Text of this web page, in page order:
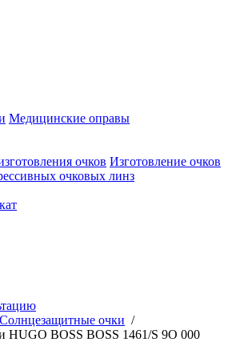
Медицинские оправы
очков Изготовление очков
очковых линз
Солнцезащитные очки /
HUGO BOSS BOSS 1461/S 9O 000